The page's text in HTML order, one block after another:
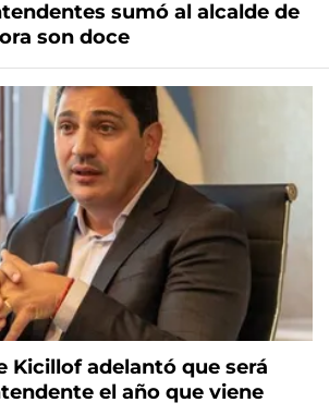
sumó al alcalde de
son doce
Kicillof adelantó que será
el año que viene